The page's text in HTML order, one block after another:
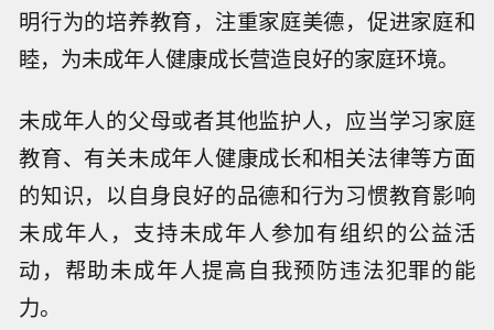
明行为的培养教育，注重家庭美德，促进家庭和
睦，为未成年人健康成长营造良好的家庭环境。
未成年人的父母或者其他监护人，应当学习家庭
教育、有关未成年人健康成长和相关法律等方面
的知识，以自身良好的品德和行为习惯教育影响
未成年人，支持未成年人参加有组织的公益活
动，帮助未成年人提高自我预防违法犯罪的能
力。